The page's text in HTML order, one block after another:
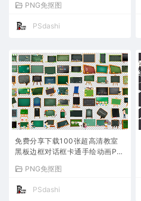
花朵壁纸图案插画宫廷风欧式手
绘植物装饰
PNG免抠图
PSdashi
免费分享下载100张超高清教室
黑板边框对话框卡通手绘动画PN
计学校背景PPT大全无水印绿板
后期元素
PNG免抠图
PSdashi